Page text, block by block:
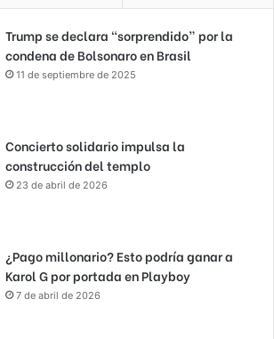
Trump se declara “sorprendido” por la
condena de Bolsonaro en Brasil
11 de septiembre de 2025
Concierto solidario impulsa la
construcción del templo
23 de abril de 2026
¿Pago millonario? Esto podría ganar a
Karol G por portada en Playboy
7 de abril de 2026